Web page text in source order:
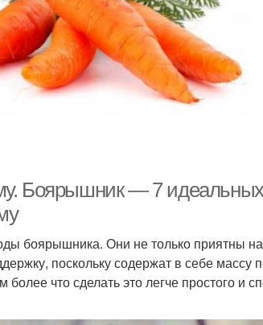
Боярышник — 7
боярышника. Они не только приятны
поскольку содержат в себе массу
что сделать это легче простого и